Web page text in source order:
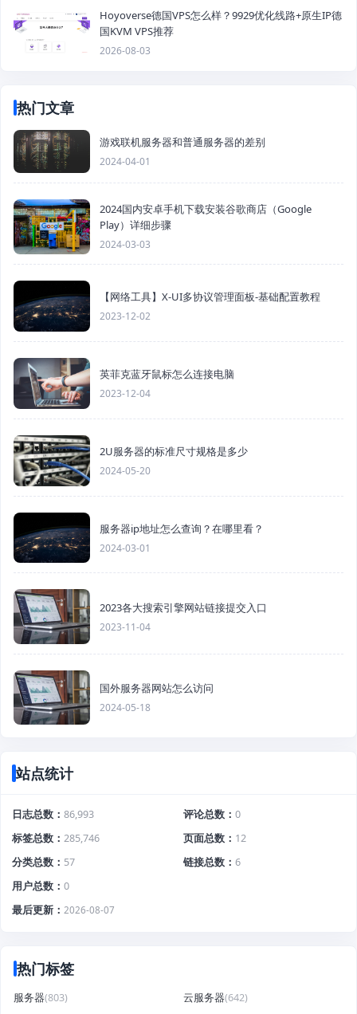
Hoyoverse德国VPS怎么样？9929优化线路+原生IP德
国KVM VPS推荐
2026-08-03
热门文章
游戏联机服务器和普通服务器的差别
2024-04-01
2024国内安卓手机下载安装谷歌商店（Google
Play）详细步骤
2024-03-03
【网络工具】X-UI多协议管理面板-基础配置教程
2023-12-02
英菲克蓝牙鼠标怎么连接电脑
2023-12-04
2U服务器的标准尺寸规格是多少
2024-05-20
服务器ip地址怎么查询？在哪里看？
2024-03-01
2023各大搜索引擎网站链接提交入口
2023-11-04
国外服务器网站怎么访问
2024-05-18
站点统计
日志总数 86,993 评论总数
0
标签总数
285,746 页面总数
12
分类总数
57 链接总数
6
用户总数
0
最后更新
2026-08-07
热门标签
服务器(803) 云服务器(642)